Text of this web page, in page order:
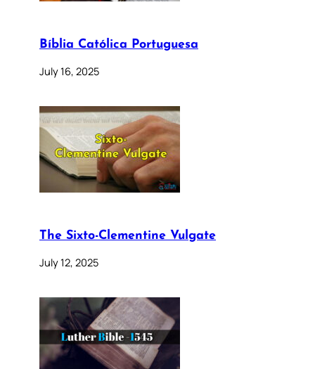
Bíblia Católica Portuguesa
July 16, 2025
The Sixto-Clementine Vulgate
July 12, 2025